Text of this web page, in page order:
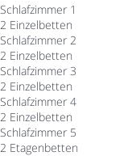
Schlafzimmer 1
2 Einzelbetten
Schlafzimmer 2
2 Einzelbetten
Schlafzimmer 3
2 Einzelbetten
Schlafzimmer 4
2 Einzelbetten
Schlafzimmer 5
2 Etagenbetten